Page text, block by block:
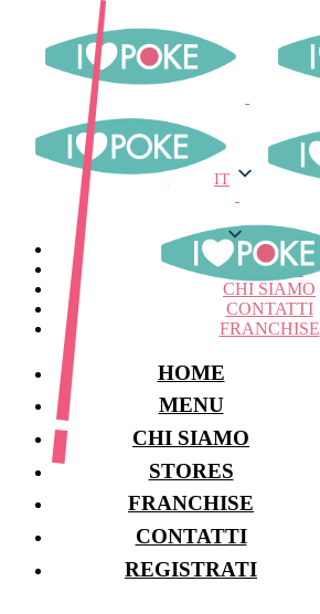
IT
MENU
STORES
CHI SIAMO
CONTATTI
FRANCHISE
HOME
MENU
CHI SIAMO
STORES
FRANCHISE
CONTATTI
REGISTRATI